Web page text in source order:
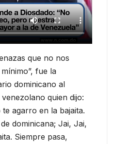
que no nos
fue la
dominicano al
quien dijo:
agarro en la bajaita.
dominicana; Jai, Jai,
Siempre pasa,